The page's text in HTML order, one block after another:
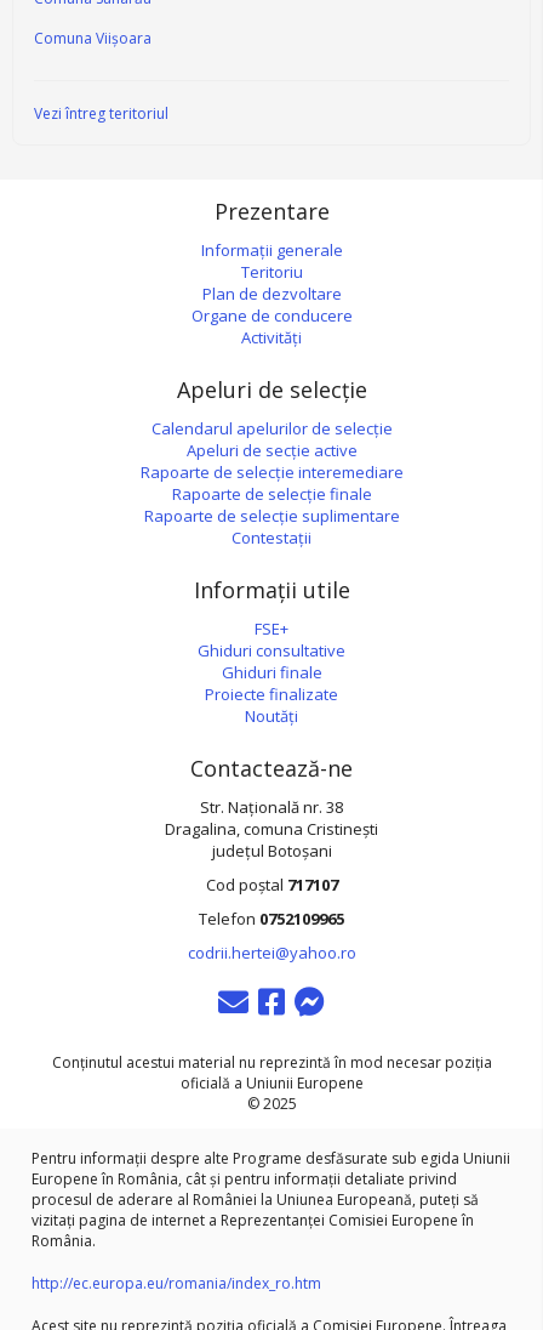
Comuna Viișoara
Vezi întreg teritoriul
Prezentare
Informații generale
Teritoriu
Plan de dezvoltare
Organe de conducere
Activități
Apeluri de selecție
Calendarul apelurilor de selecție
Apeluri de secție active
Rapoarte de selecție interemediare
Rapoarte de selecție finale
Rapoarte de selecție suplimentare
Contestații
Informații utile
FSE+
Ghiduri consultative
Ghiduri finale
Proiecte finalizate
Noutăți
Contactează-ne
Str. Națională nr. 38
Dragalina, comuna Cristinești
județul Botoșani
Cod poștal 717107
Telefon 0752109965
codrii.hertei@yahoo.ro
contact
messenger
messenger
Conținutul acestui material nu reprezintă în mod necesar poziția
oficială a Uniunii Europene
© 2025
Pentru informații despre alte Programe desfăsurate sub egida Uniunii
Europene în România, cât și pentru informații detaliate privind
procesul de aderare al României la Uniunea Europeană, puteți să
vizitați pagina de internet a Reprezentanței Comisiei Europene în
România.
http://ec.europa.eu/romania/index_ro.htm
Acest site nu reprezintă poziția oficială a Comisiei Europene. Întreaga